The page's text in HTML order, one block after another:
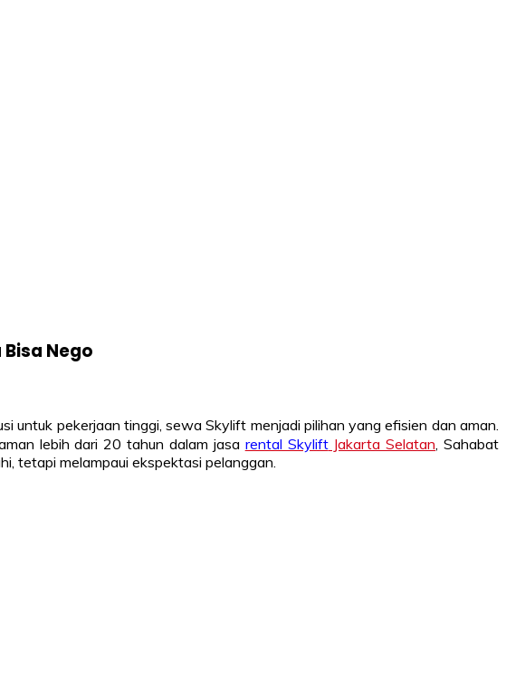
Nego
untuk pekerjaan tinggi, sewa Skylift menjadi pilihan yang efisien dan aman.
lebih dari 20 tahun dalam jasa rental SkyliftJakarta Selatan, Sahabat
tetapi melampaui ekspektasi pelanggan.